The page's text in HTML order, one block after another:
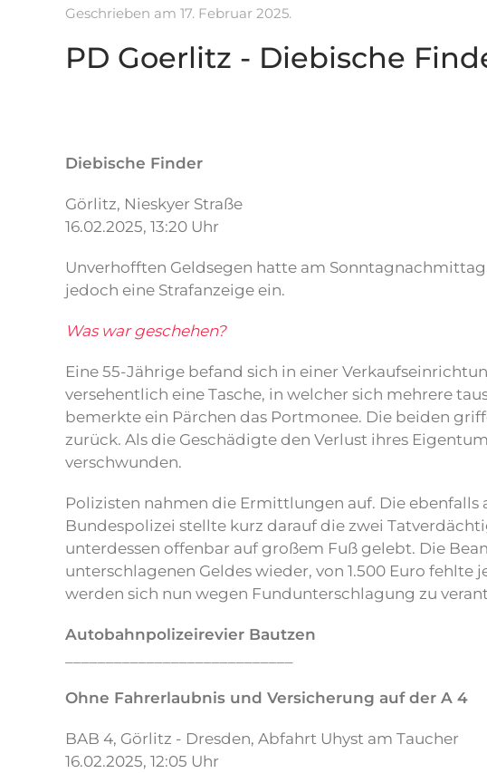
Geschrieben am 17. Februar 2025.
PD Goerlitz - Diebische
Diebische Finder
Görlitz, Nieskyer Straße
16.02.2025, 13:20 Uhr
Unverhofften Geldsegen hatte am
jedoch eine Strafanzeige ein.
Was war geschehen?
Eine 55-Jährige befand sich in einer
versehentlich eine Tasche, in welcher sich mehrere
bemerkte ein Pärchen das Portmonee. Die beiden
zurück. Als die Geschädigte den Verlust ihres
verschwunden.
Polizisten nahmen die Ermittlungen auf. Die
Bundespolizei stellte kurz darauf die zwei
unterdessen offenbar auf großem Fuß gelebt. Die
unterschlagenen Geldes wieder, von 1.500 Euro fehlte
werden sich nun wegen Fundunterschlagung zu
Autobahnpolizeirevier Bautzen
Ohne Fahrerlaubnis und Versicherung auf der A 4
BAB 4, Görlitz - Dresden, Abfahrt Uhyst am Taucher
16.02.2025, 12:05 Uhr